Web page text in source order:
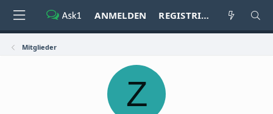
ANMELDEN REGISTRIEREN
Mitglieder
Z